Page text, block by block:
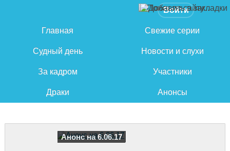
Войти
Главная Свежие серии
Судный день Новости и слухи
За кадром Участники
Драки Анонсы
Анонс на 6.06.17